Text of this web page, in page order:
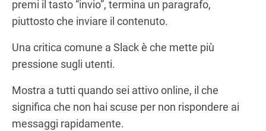
premi il tasto “invio”, termina un paragrafo,
piuttosto che inviare il contenuto.
Una critica comune a Slack è che mette più
pressione sugli utenti.
Mostra a tutti quando sei attivo online, il che
significa che non hai scuse per non rispondere ai
messaggi rapidamente.